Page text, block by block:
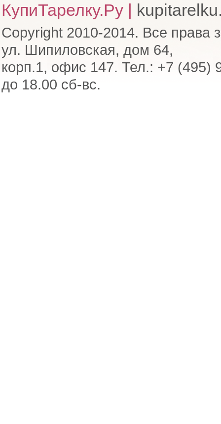
КупиТарелку.Ру |
Copyright 2010-2014. Все права
ул. Шипиловская, дом 64,
корп.1, офис 147. Тел.: +7 (495)
до 18.00 сб-вс.